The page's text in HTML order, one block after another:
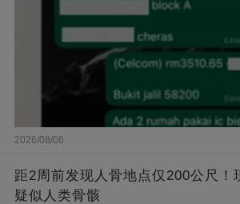
2026/08/06
距2周前发现人骨地点仅200公尺！
疑似人类骨骸